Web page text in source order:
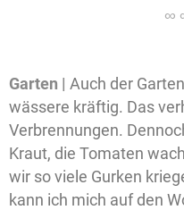
Garten | Auch der
wässere kräftig. Das
Verbrennungen.
Kraut, die Tomaten
wir so viele Gurken
kann ich mich auf den